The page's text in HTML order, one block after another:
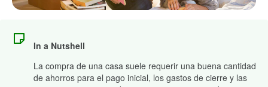
In a Nutshell
La compra de una casa suele requerir una buena cantidad
de ahorros para el pago inicial, los gastos de cierre y las